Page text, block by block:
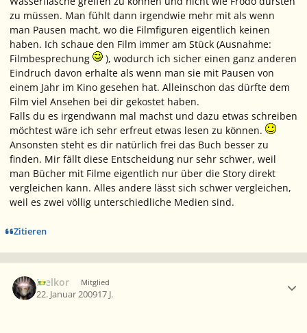
zu müssen. Man fühlt dann irgendwie mehr mit als wenn
man Pausen macht, wo die Filmfiguren eigentlich keinen
haben. Ich schaue den Film immer am Stück (Ausnahme:
Filmbesprechung
), wodurch ich sicher einen ganz anderen
Eindruch davon erhalte als wenn man sie mit Pausen von
einem Jahr im Kino gesehen hat. Alleinschon das dürfte dem
Film viel Ansehen bei dir gekostet haben.
Falls du es irgendwann mal machst und dazu etwas schreiben
möchtest wäre ich sehr erfreut etwas lesen zu können.
Ansonsten steht es dir natürlich frei das Buch besser zu
finden. Mir fällt diese Entscheidung nur sehr schwer, weil
man Bücher mit Filme eigentlich nur über die Story direkt
vergleichen kann. Alles andere lässt sich schwer vergleichen,
weil es zwei völlig unterschiedliche Medien sind.
Zitieren
Melkor Mitglied
22. Januar 200917 J.